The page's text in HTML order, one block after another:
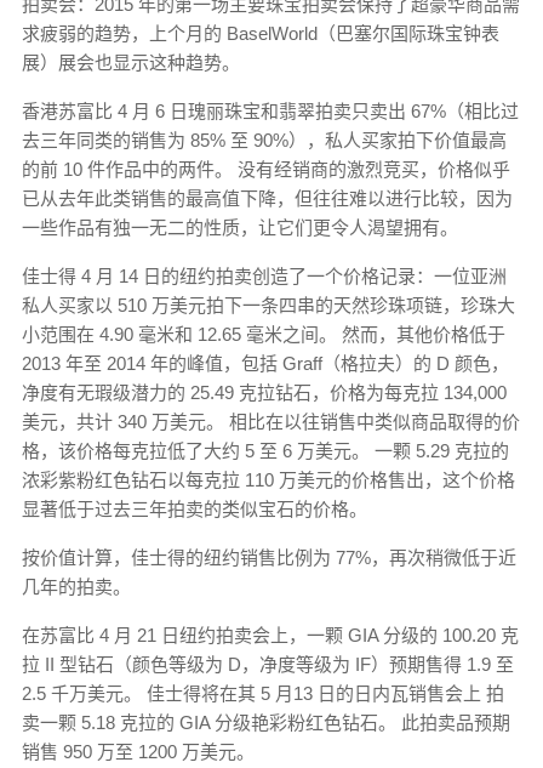
拍卖会：2015 年的第一场主要珠宝拍卖会保持了超豪华商品需
求疲弱的趋势，上个月的 BaselWorld（巴塞尔国际珠宝钟表
展）展会也显示这种趋势。
香港苏富比 4 月 6 日瑰丽珠宝和翡翠拍卖只卖出 67%（相比过
去三年同类的销售为 85% 至 90%），私人买家拍下价值最高
的前 10 件作品中的两件。 没有经销商的激烈竞买，价格似乎
已从去年此类销售的最高值下降，但往往难以进行比较，因为
一些作品有独一无二的性质，让它们更令人渴望拥有。
佳士得 4 月 14 日的纽约拍卖创造了一个价格记录：一位亚洲
私人买家以 510 万美元拍下一条四串的天然珍珠项链，珍珠大
小范围在 4.90 毫米和 12.65 毫米之间。 然而，其他价格低于
2013 年至 2014 年的峰值，包括 Graff（格拉夫）的 D 颜色，
净度有无瑕级潜力的 25.49 克拉钻石，价格为每克拉 134,000
美元，共计 340 万美元。 相比在以往销售中类似商品取得的价
格，该价格每克拉低了大约 5 至 6 万美元。 一颗 5.29 克拉的
浓彩紫粉红色钻石以每克拉 110 万美元的价格售出，这个价格
显著低于过去三年拍卖的类似宝石的价格。
按价值计算，佳士得的纽约销售比例为 77%，再次稍微低于近
几年的拍卖。
在苏富比 4 月 21 日纽约拍卖会上，一颗 GIA 分级的 100.20 克
拉 II 型钻石（颜色等级为 D，净度等级为 IF）预期售得 1.9 至
2.5 千万美元。 佳士得将在其 5 月13 日的日内瓦销售会上 拍
卖一颗 5.18 克拉的 GIA 分级艳彩粉红色钻石。 此拍卖品预期
销售 950 万至 1200 万美元。